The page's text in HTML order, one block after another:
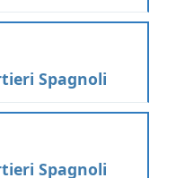
Spagnoli
Spagnoli